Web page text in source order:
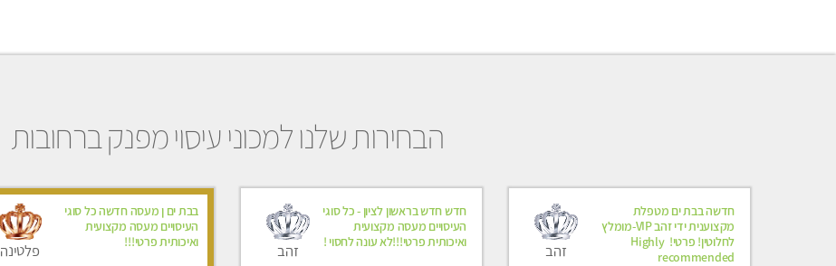
הבחירות שלנו למכוני עיסוי מפנק ברחובות
חדשה בבת ים מטפלת
מקצוענית ידי זהב VIP-מומלץ
לחלוטין! פרטי! ​​​​​​ Highly
recommended
זהב
חדש חדש בראשון לציון - כל סוגי
העיסויים מעסה מקצועית
ואיכותית פרטי!!!לא עונה לחסוי !
זהב
בבת ים ן מעסה חדשה כל סוגי
העיסויים מעסה מקצועית
ואיכותית פרטי!!!
פלטינה